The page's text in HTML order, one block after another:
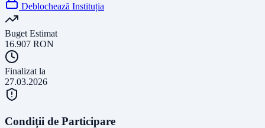
Deblochează Instituția
Buget Estimat
16.907 RON
Finalizat la
27.03.2026
Condiții de Participare